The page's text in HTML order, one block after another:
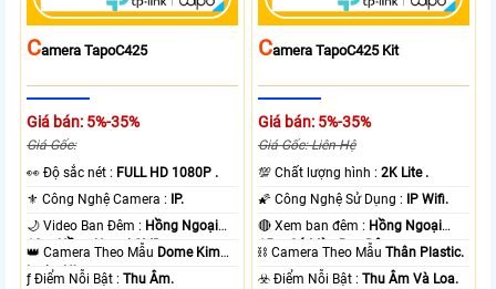
CAmera TapoC425
Giá bán: 5%-35%
Giá Gốc:
️👀 Độ sắc nét : FULL HD 1080P .
⚜️ Công Nghệ Camera :
IP.
🌙 Video Ban Đêm : Hồng Ngoại
10m Hồng Ngoại SMD.
👑 Camera Theo Mẫu Dome Kim
loại + Nhựa.
️ƒ Điểm Nỗi Bật :Thu Âm.
CAmera TapoC425 Kit
Giá bán: 5%-35%
Giá Gốc: Liên Hệ
💯 Chất lượng hình :2K Lite .
🌠 Công Nghệ Sử Dụng :
IP Wifi.
🔴 Xem ban đêm : Hồng Ngoại
15m Có Màu Ban Ðêm.
⛓ Camera Theo MẫuThân Plastic.
️☣️ Điểm Nỗi Bật :Thu Âm Và Loa.